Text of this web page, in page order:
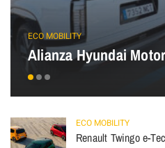
ECO MOBILITY
Alianza Hyundai
ECO MOBILITY
Renault Twingo e-